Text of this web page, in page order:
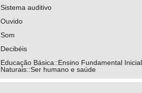
Sistema auditivo
Ouvido
Som
Decibéis
Educação Básica::Ensino Fundamental
Naturais::Ser humano e saúde